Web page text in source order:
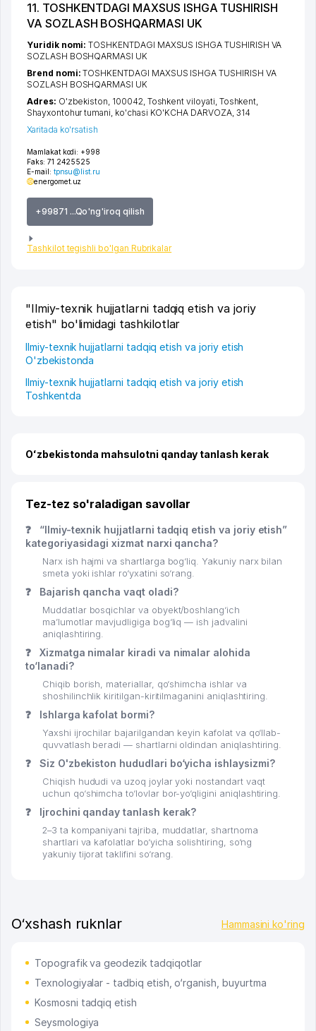
11. TOSHKENTDAGI MAXSUS ISHGA TUSHIRISH
VA SOZLASH BOSHQARMASI UK
Mamlakat kodi: +998
Faks: 71 2425525
E-mail: tpnsu@list.ru
energomet.uz
+99871 ...Qo'ng'iroq qilish
Tashkilot tegishli bo'lgan Rubrikalar
Yuridik nomi:TOSHKENTDAGI MAXSUS ISHGA TUSHIRISH VA
SOZLASH BOSHQARMASI UK
Brend nomi:TOSHKENTDAGI MAXSUS ISHGA TUSHIRISH VA
SOZLASH BOSHQARMASI UK
Adres: O'zbekiston, 100042, Toshkent viloyati, Toshkent,
Shayxontohur tumani, ko'chasi KO'KCHA DARVOZA, 314
Xaritada ko'rsatish
"Ilmiy-texnik hujjatlarni tadqiq etish va joriy
etish" bo'limidagi tashkilotlar
Ilmiy-texnik hujjatlarni tadqiq etish va joriy etish
O'zbekistonda
Ilmiy-texnik hujjatlarni tadqiq etish va joriy etish
Toshkentda
Oʻzbekistonda mahsulotni qanday tanlash kerak
Tez-tez so'raladigan savollar
❓
“Ilmiy-texnik hujjatlarni tadqiq etish va joriy etish”
kategoriyasidagi xizmat narxi qancha?
Narx ish hajmi va shartlarga bog‘liq. Yakuniy narx bilan
smeta yoki ishlar ro‘yxatini so‘rang.
❓ Bajarish qancha vaqt oladi?
Muddatlar bosqichlar va obyekt/boshlang‘ich
ma’lumotlar mavjudligiga bog‘liq — ish jadvalini
aniqlashtiring.
❓
Xizmatga nimalar kiradi va nimalar alohida
to‘lanadi?
Chiqib borish, materiallar, qo‘shimcha ishlar va
shoshilinchlik kiritilgan-kiritilmaganini aniqlashtiring.
❓ Ishlarga kafolat bormi?
Yaxshi ijrochilar bajarilgandan keyin kafolat va qo‘llab-
quvvatlash beradi — shartlarni oldindan aniqlashtiring.
❓ Siz O'zbekiston hududlari bo‘yicha ishlaysizmi?
Chiqish hududi va uzoq joylar yoki nostandart vaqt
uchun qo‘shimcha to‘lovlar bor-yo‘qligini aniqlashtiring.
❓ Ijrochini qanday tanlash kerak?
2–3 ta kompaniyani tajriba, muddatlar, shartnoma
shartlari va kafolatlar bo‘yicha solishtiring, so‘ng
yakuniy tijorat taklifini so‘rang.
O‘xshash ruknlar Hammasini ko'ring
Topografik va geodezik tadqiqotlar
Texnologiyalar - tadbiq etish, o‘rganish, buyurtma
Kosmosni tadqiq etish
Seysmologiya